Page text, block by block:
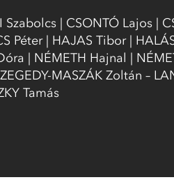
Szabolcs | CSONTÓ Lajos |
Péter | HAJAS Tibor |
| NÉMETH Hajnal |
MASZÁK Zoltán –
Tamás